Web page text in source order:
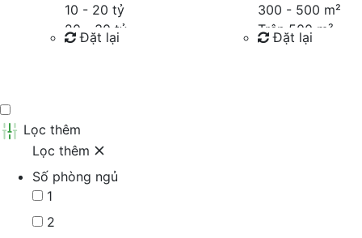
10 - 20 tỷ
20 - 30 tỷ
30 - 40 tỷ
Đặt lại
300 - 500 m²
Trên 500 m²
Đặt lại
Lọc thêm
Lọc thêm
Số phòng ngủ
1
2